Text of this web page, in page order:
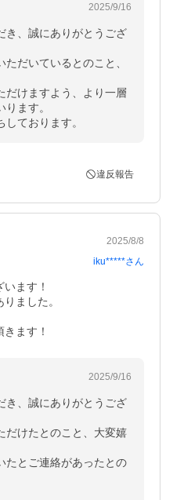
2025/9/16
き、誠にありがとうござ
だいているとのこと、
だけますよう、より一層
ます。
ております。
違反報告
2025/8/8
iku*****さん
ます！
ました。
ます！
2025/9/16
き、誠にありがとうござ
だけたとのこと、大変嬉
たとご連絡があったとの